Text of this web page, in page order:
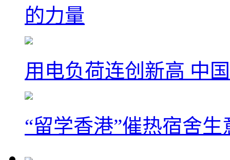
的力量
用电负荷连创新高 中
“留学香港”催热宿舍